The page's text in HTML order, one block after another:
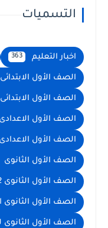
التسميات
اخبار التعليم 363
الصف الأول الابتدائى
الصف الأول الابتدائى 2
الصف الأول الاعدادى
الصف الأول الاعدادى 2
الصف الأول الثانوى
الصف الأول الثانوى 2
الصف الأول الثانوى
الصف الأول الثانوى